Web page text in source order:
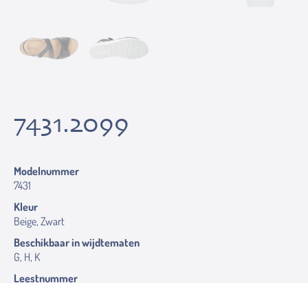
7431.2099
Modelnummer
7431
Kleur
Beige, Zwart
Beschikbaar in wijdtematen
G, H, K
Leestnummer